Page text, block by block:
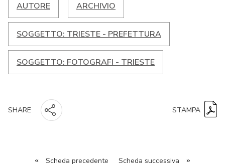
AUTORE ARCHIVIO
SOGGETTO: TRIESTE - PREFETTURA
SOGGETTO: FOTOGRAFI - TRIESTE
SHARE STAMPA
« Scheda precedente Scheda successiva »